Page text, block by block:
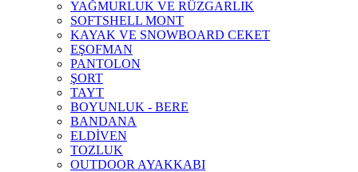
YAĞMURLUK VE RÜZGARLIK
SOFTSHELL MONT
KAYAK VE SNOWBOARD CEKET
EŞOFMAN
PANTOLON
ŞORT
TAYT
BOYUNLUK - BERE
BANDANA
ELDİVEN
TOZLUK
OUTDOOR AYAKKABI